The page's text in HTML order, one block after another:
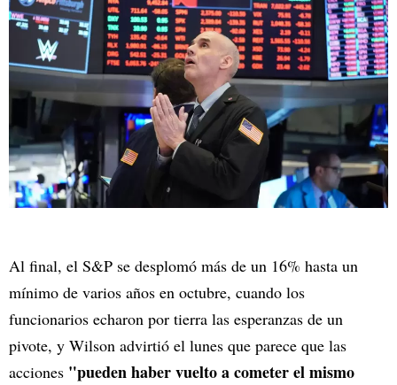
Al final, el S&P se desplomó más de un 16% hasta un
mínimo de varios años en octubre, cuando los
funcionarios echaron por tierra las esperanzas de un
pivote, y Wilson advirtió el lunes que parece que las
acciones "pueden haber vuelto a cometer el mismo